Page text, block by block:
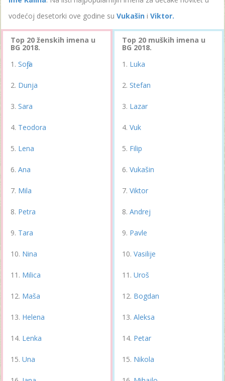
vodećoj desetorki ove godine su Vukašin i Viktor.
Top 20 ženskih imena u
BG 2018.
Sofija
Dunja
Sara
Teodora
Lena
Ana
Mila
Petra
Tara
Nina
Milica
Maša
Helena
Lenka
Una
Top 20 muških imena u
BG 2018.
Luka
Stefan
Lazar
Vuk
Filip
Vukašin
Viktor
Andrej
Pavle
Vasilije
Uroš
Bogdan
Aleksa
Petar
Nikola